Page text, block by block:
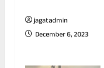
jagatadmin
December 6, 2023